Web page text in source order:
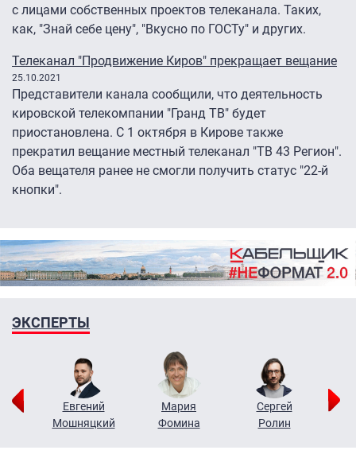
с лицами собственных проектов телеканала. Таких,
как, "Знай себе цену", "Вкусно по ГОСТу" и других.
Телеканал "Продвижение Киров" прекращает вещание
25.10.2021
Представители канала сообщили, что деятельность
кировской телекомпании "Гранд ТВ" будет
приостановлена. С 1 октября в Кирове также
прекратил вещание местный телеканал "ТВ 43 Регион".
Оба вещателя ранее не смогли получить статус "22-й
кнопки".
ЭКСПЕРТЫ
Евгений
Мошняцкий
Мария
Фомина
Сергей
Ролин